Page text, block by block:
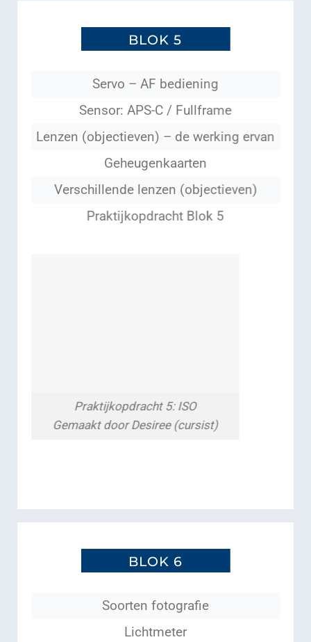
BLOK 5
Servo – AF bediening
Sensor: APS-C / Fullframe
Lenzen (objectieven) – de werking ervan
Geheugenkaarten
Verschillende lenzen (objectieven)
Praktijkopdracht Blok 5
Praktijkopdracht 5: ISO
Gemaakt door Desiree (cursist)
BLOK 6
Soorten fotografie
Lichtmeter